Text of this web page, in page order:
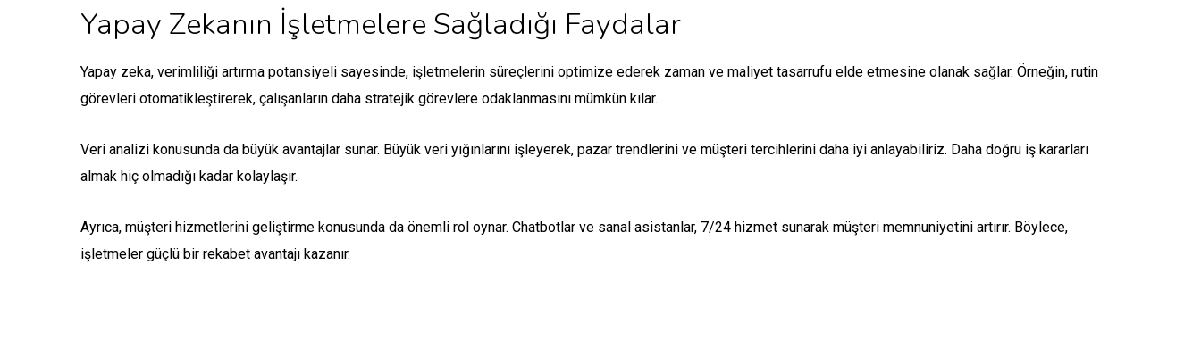
Yapay Zekanın İşletmelere Sağladığı Faydalar
Yapay zeka, verimliliği artırma potansiyeli sayesinde, işletmelerin süreçlerini optimize ederek zaman ve maliyet tasarrufu elde etmesine olanak sağlar. Örneğin, rutin
görevleri otomatikleştirerek, çalışanların daha stratejik görevlere odaklanmasını mümkün kılar.
Veri analizi konusunda da büyük avantajlar sunar. Büyük veri yığınlarını işleyerek, pazar trendlerini ve müşteri tercihlerini daha iyi anlayabiliriz. Daha doğru iş kararları
almak hiç olmadığı kadar kolaylaşır.
Ayrıca, müşteri hizmetlerini geliştirme konusunda da önemli rol oynar. Chatbotlar ve sanal asistanlar, 7/24 hizmet sunarak müşteri memnuniyetini artırır. Böylece,
işletmeler güçlü bir rekabet avantajı kazanır.